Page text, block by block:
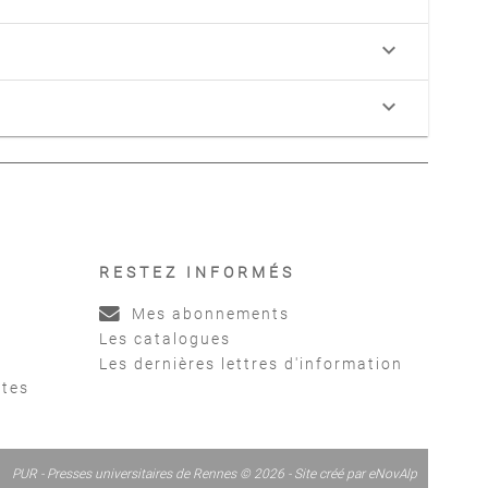
keyboard_arrow_down
keyboard_arrow_down
RESTEZ INFORMÉS
Mes abonnements
Les catalogues
Les dernières lettres d'information
PUR - Presses universitaires de Rennes © 2026 - Site créé par eNovAlp